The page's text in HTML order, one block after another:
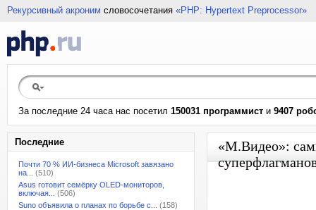
Рекурсивный акроним словосочетания «PHP: Hypertext Preprocessor»
За последние 24 часа нас посетил 150031 программист и 9407
Последние
Почти 70 % ИИ-бизнеса Microsoft завязано
на...
(510)
Asus готовит семёрку OLED-мониторов,
включая...
(506)
Suno объявила о планах по борьбе с...
(158)
«М.Видео»: